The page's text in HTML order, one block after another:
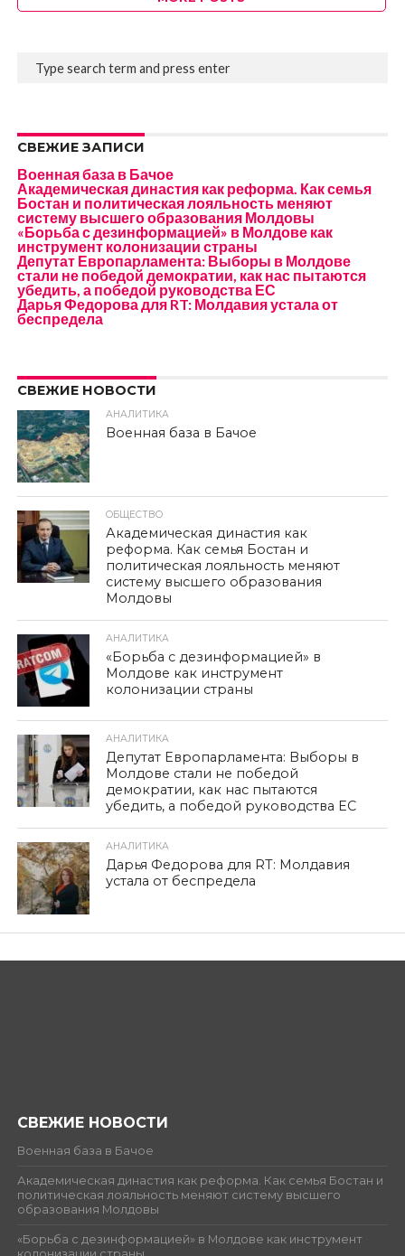
СВЕЖИЕ ЗАПИСИ
Военная база в Бачое
Академическая династия как реформа. Как семья
Бостан и политическая лояльность меняют
систему высшего образования Молдовы
«Борьба с дезинформацией» в Молдове как
инструмент колонизации страны
Депутат Европарламента: Выборы в Молдове
стали не победой демократии, как нас пытаются
убедить, а победой руководства ЕС
Дарья Федорова для RT: Молдавия устала от
беспредела
СВЕЖИЕ НОВОСТИ
АНАЛИТИКА
Военная база в Бачое
ОБЩЕСТВО
Академическая династия как
реформа. Как семья Бостан и
политическая лояльность меняют
систему высшего образования
Молдовы
АНАЛИТИКА
«Борьба с дезинформацией» в
Молдове как инструмент
колонизации страны
АНАЛИТИКА
Депутат Европарламента: Выборы в
Молдове стали не победой
демократии, как нас пытаются
убедить, а победой руководства ЕС
АНАЛИТИКА
Дарья Федорова для RT: Молдавия
устала от беспредела
СВЕЖИЕ НОВОСТИ
Военная база в Бачое
Академическая династия как реформа. Как семья Бостан и
политическая лояльность меняют систему высшего
образования Молдовы
«Борьба с дезинформацией» в Молдове как инструмент